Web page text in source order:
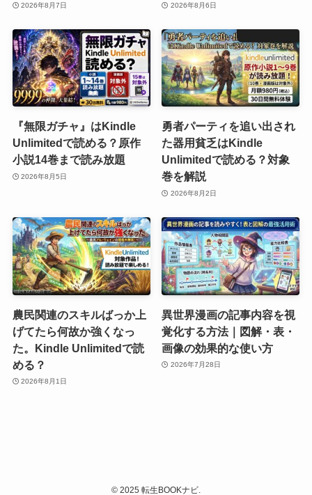
2026年8月7日 2026年8月6日
『無限ガチャ』はKindle
Unlimitedで読める？原作
小説14巻まで読み放題
2026年8月5日
勇者パーティを追い出され
た器用貧乏はKindle
Unlimitedで読める？対象
巻を解説
2026年8月2日
農民関連のスキルばっか上
げてたら何故か強くなっ
た。Kindle Unlimitedで読
める？
2026年8月1日
異世界漫画の記事内容を視
覚化する方法｜図解・表・
画像の効果的な使い方
2026年7月28日
© 2025 転生BOOKナビ.